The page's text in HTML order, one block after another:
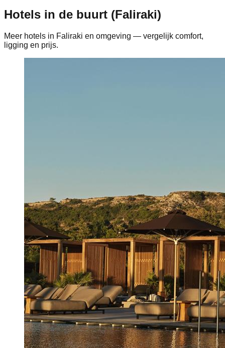
Hotels in de buurt (Faliraki)
Meer hotels in Faliraki en omgeving — vergelijk comfort,
ligging en prijs.